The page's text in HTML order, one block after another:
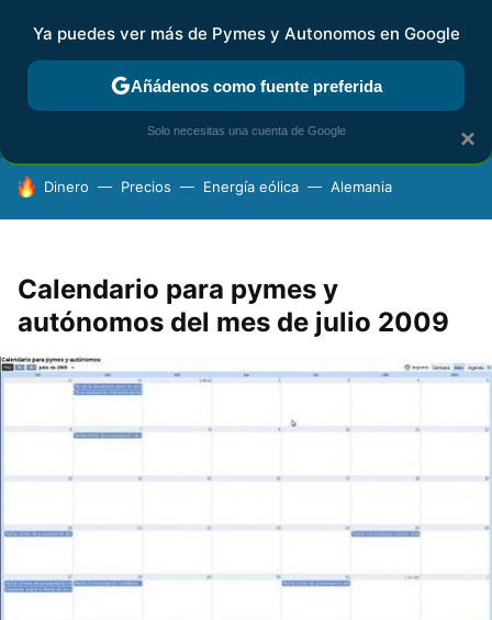
FISCALIDAD Y CONTABILIDAD KIT DIGITAL RENTA
HOY SE HABLA DE
Dinero Precios Energía eólica Alemania
Calendario para pymes y
autónomos del mes de julio 2009
×
Ya puedes ver más de Pymes y Autonomos en Google
Añádenos como fuente preferida
Solo necesitas una cuenta de Google